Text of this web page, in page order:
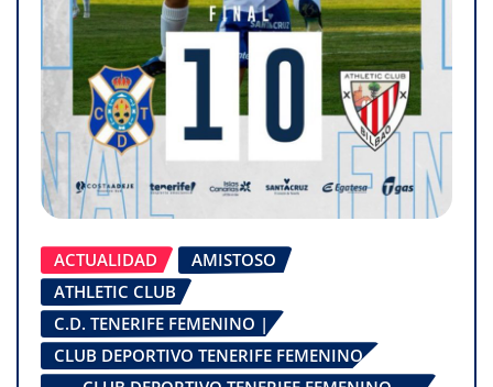
ACTUALIDAD
AMISTOSO
ATHLETIC CLUB
C.D. TENERIFE FEMENINO |
CLUB DEPORTIVO TENERIFE FEMENINO